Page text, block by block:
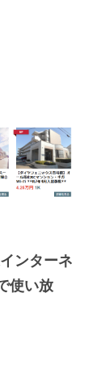
ンターネ
使い放